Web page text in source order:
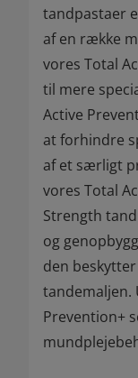
tandpastaer
af en række
vores Total
til mere
Active
at forhindre
af et særligt
vores Total
Strength
og
den
tandemaljen.
Prevention+